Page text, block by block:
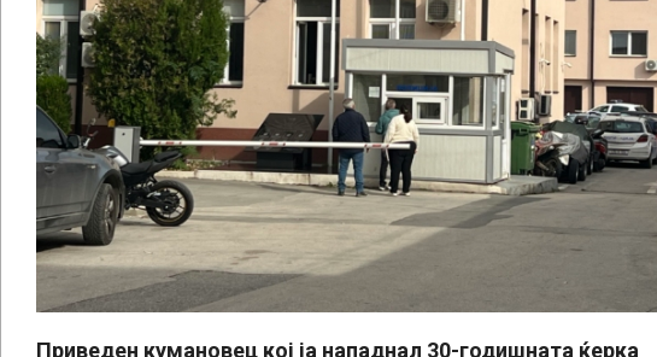
Приведен кумановец кој ја нападнал 30-годишната ќерка